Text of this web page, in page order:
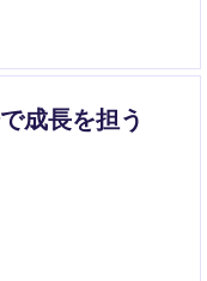
当し、企業の重
成長を担う